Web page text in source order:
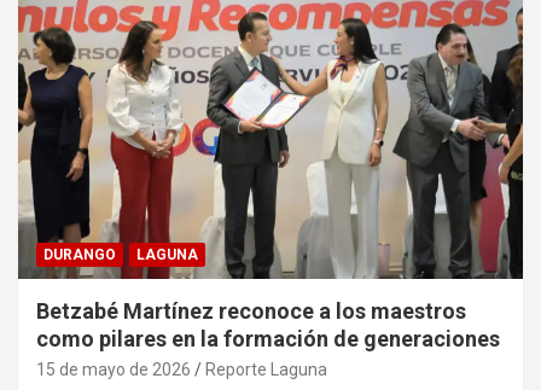
DURANGO LAGUNA
Betzabé Martínez reconoce a los maestros
como pilares en la formación de generaciones
15 de mayo de 2026 Reporte Laguna